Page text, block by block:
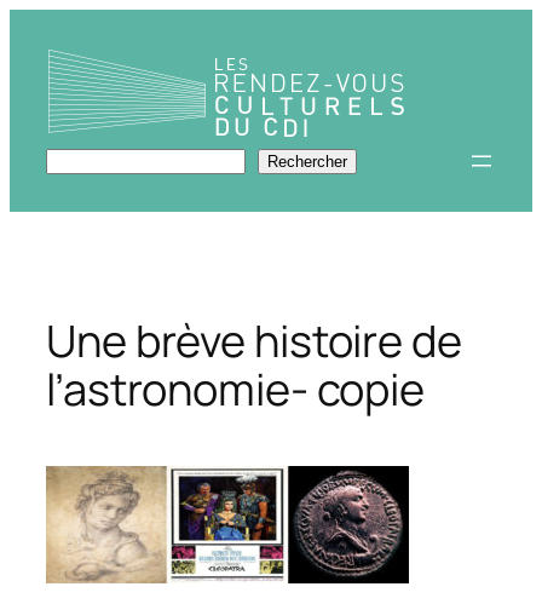
contenu
Rechercher Rechercher
Une brève histoire de
l’astronomie- copie